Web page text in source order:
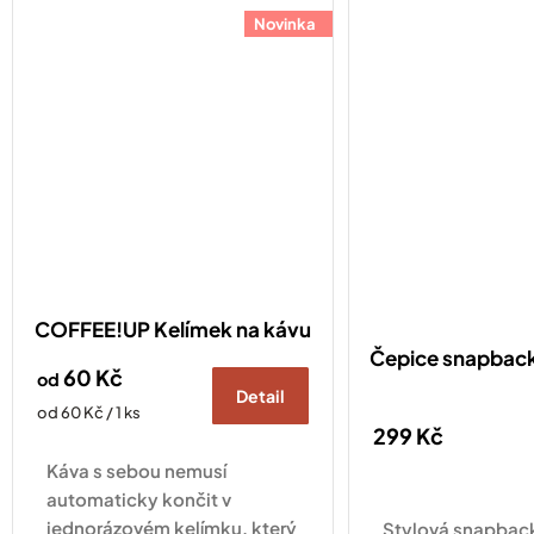
Novinka
COFFEE!UP Kelímek na kávu
od 60 Kč
Měrná
od 60 Kč / 1 ks
Detail
Káva s sebou nemusí
automaticky končit v
jednorázovém kelímku, který
Čepice
299 Kč
Stylová